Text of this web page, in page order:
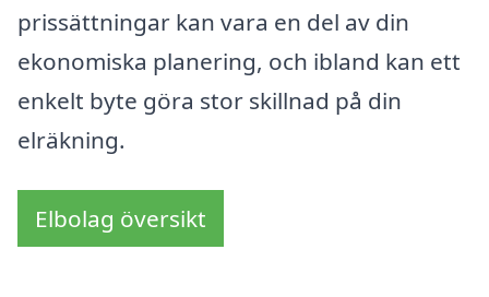
prissättningar kan vara en del av din
ekonomiska planering, och ibland kan ett
enkelt byte göra stor skillnad på din
elräkning.
Elbolag översikt